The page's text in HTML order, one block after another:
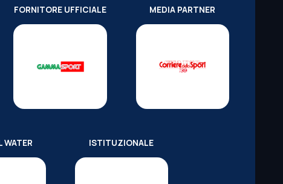
FORNITORE UFFICIALE MEDIA PARTNER
WATER ISTITUZIONALE